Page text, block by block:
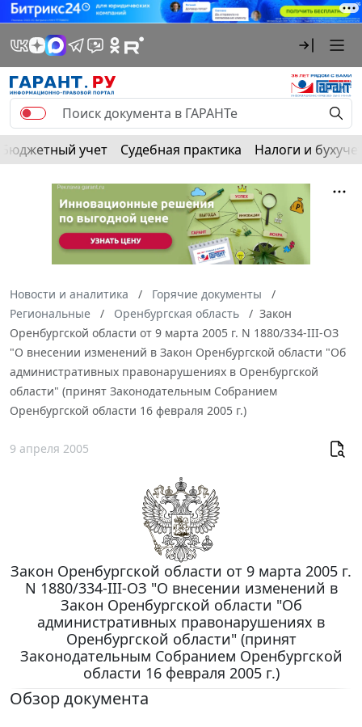
Бюджетный учет Судебная практика Налоги и
Новости и аналитика
Горячие документы
Региональные
Оренбургская область
Закон
Оренбургской области от 9 марта 2005 г. N 1880/334-III-ОЗ
"О внесении изменений в Закон Оренбургской области "Об
административных правонарушениях в Оренбургской
области" (принят Законодательным Собранием
Оренбургской области 16 февраля 2005 г.)
9 апреля 2005
Закон Оренбургской области от 9 марта 2005 г.
N 1880/334-III-ОЗ "О внесении изменений в
Закон Оренбургской области "Об
административных правонарушениях в
Оренбургской области" (принят
Законодательным Собранием Оренбургской
области 16 февраля 2005 г.)
Обзор документа